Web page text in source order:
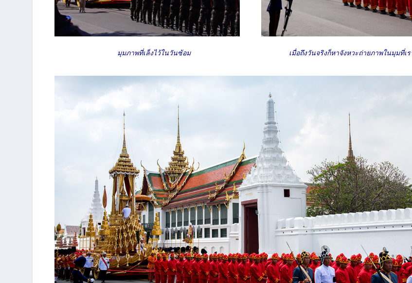
มุมภาพที่เล็งไว้ในวันซ้อม เมื่อถึงวันจริงก็หาจังหวะถ่ายภาพในมุมที่เร